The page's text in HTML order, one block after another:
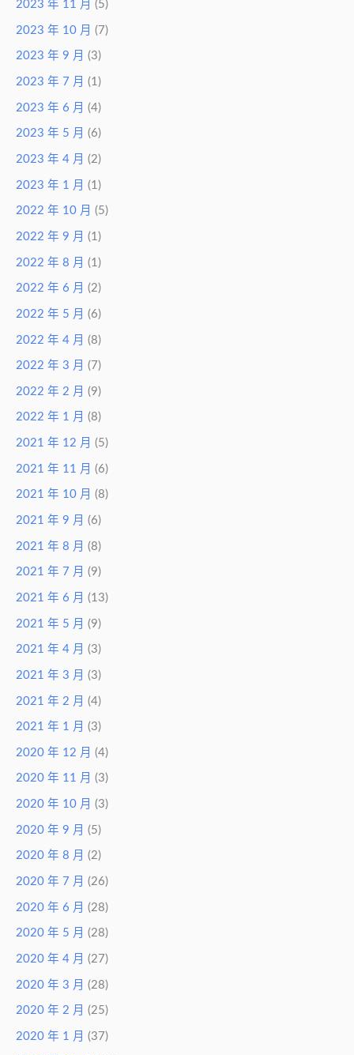
2023 年 11 月 (5)
2023 年 10 月 (7)
2023 年 9 月 (3)
2023 年 7 月 (1)
2023 年 6 月 (4)
2023 年 5 月 (6)
2023 年 4 月 (2)
2023 年 1 月 (1)
2022 年 10 月 (5)
2022 年 9 月 (1)
2022 年 8 月 (1)
2022 年 6 月 (2)
2022 年 5 月 (6)
2022 年 4 月 (8)
2022 年 3 月 (7)
2022 年 2 月 (9)
2022 年 1 月 (8)
2021 年 12 月 (5)
2021 年 11 月 (6)
2021 年 10 月 (8)
2021 年 9 月 (6)
2021 年 8 月 (8)
2021 年 7 月 (9)
2021 年 6 月 (13)
2021 年 5 月 (9)
2021 年 4 月 (3)
2021 年 3 月 (3)
2021 年 2 月 (4)
2021 年 1 月 (3)
2020 年 12 月 (4)
2020 年 11 月 (3)
2020 年 10 月 (3)
2020 年 9 月 (5)
2020 年 8 月 (2)
2020 年 7 月 (26)
2020 年 6 月 (28)
2020 年 5 月 (28)
2020 年 4 月 (27)
2020 年 3 月 (28)
2020 年 2 月 (25)
2020 年 1 月 (37)